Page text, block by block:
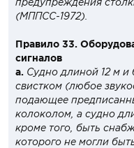
(МППСС-1972).
Правило 33.
сигналов
a. Судно длиной 12 м
свистком (любое
подающее
колоколом, а судно
кроме того, быть
которого не могли